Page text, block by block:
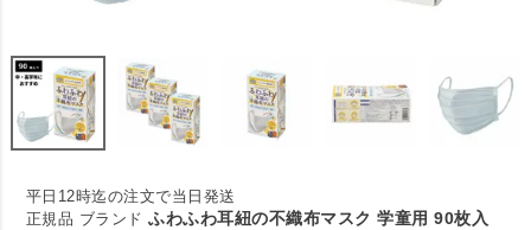
平日12時迄の注文で当日発送
正規品 ブランド ふわふわ耳紐の不織布マスク 学童用 90枚入